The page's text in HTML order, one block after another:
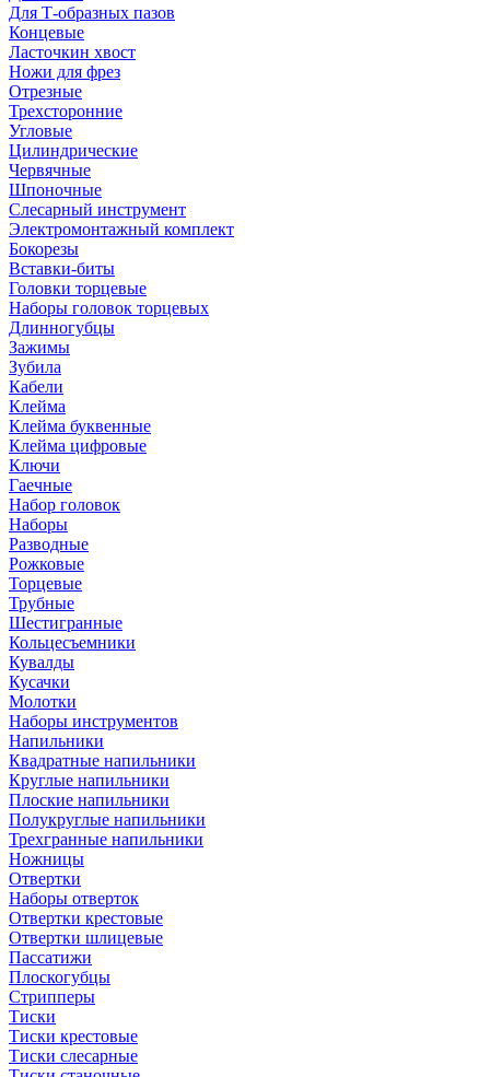
Для Т-образных пазов
Концевые
Ласточкин хвост
Ножи для фрез
Отрезные
Трехсторонние
Угловые
Цилиндрические
Червячные
Шпоночные
Слесарный инструмент
Электромонтажный комплект
Бокорезы
Вставки-биты
Головки торцевые
Наборы головок торцевых
Длинногубцы
Зажимы
Зубила
Кабели
Клейма
Клейма буквенные
Клейма цифровые
Ключи
Гаечные
Набор головок
Наборы
Разводные
Рожковые
Торцевые
Трубные
Шестигранные
Кольцесъемники
Кувалды
Кусачки
Молотки
Наборы инструментов
Напильники
Квадратные напильники
Круглые напильники
Плоские напильники
Полукруглые напильники
Трехгранные напильники
Ножницы
Отвертки
Наборы отверток
Отвертки крестовые
Отвертки шлицевые
Пассатижи
Плоскогубцы
Стрипперы
Тиски
Тиски крестовые
Тиски слесарные